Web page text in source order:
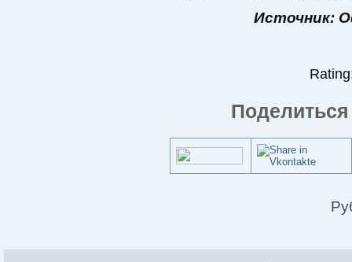
Источник: